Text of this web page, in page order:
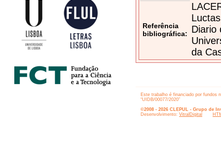
Referência
bibliográfica:
Diario
da
Este trabalho é financiado por fundos
“UIDB/00077/2020”
©2008 - 2026 CLEPUL - Grupo de
Desenvolvimento: VitralDigital